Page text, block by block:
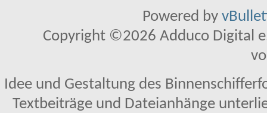
Powered by
Copyright ©2026 Adduco Digital
Idee und Gestaltung des
Textbeiträge und Dateianhänge